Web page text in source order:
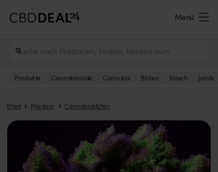
Menü
Produkte Cannabinoide Cannabis Blüten Hasch Joints
Start Medizin Cannabisblüten